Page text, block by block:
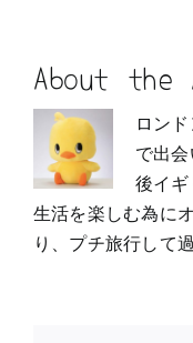
About the
ロン
で出
後イ
生活を楽しむ為に
り、プチ旅行して